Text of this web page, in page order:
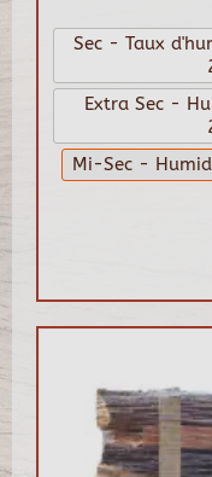
Sec - Taux
Extra Sec -
Mi-Sec -